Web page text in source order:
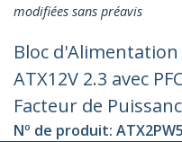
modifiées sans préavis
Bloc d'Alimentation
ATX12V 2.3 avec
Facteur de
Nº de produit: